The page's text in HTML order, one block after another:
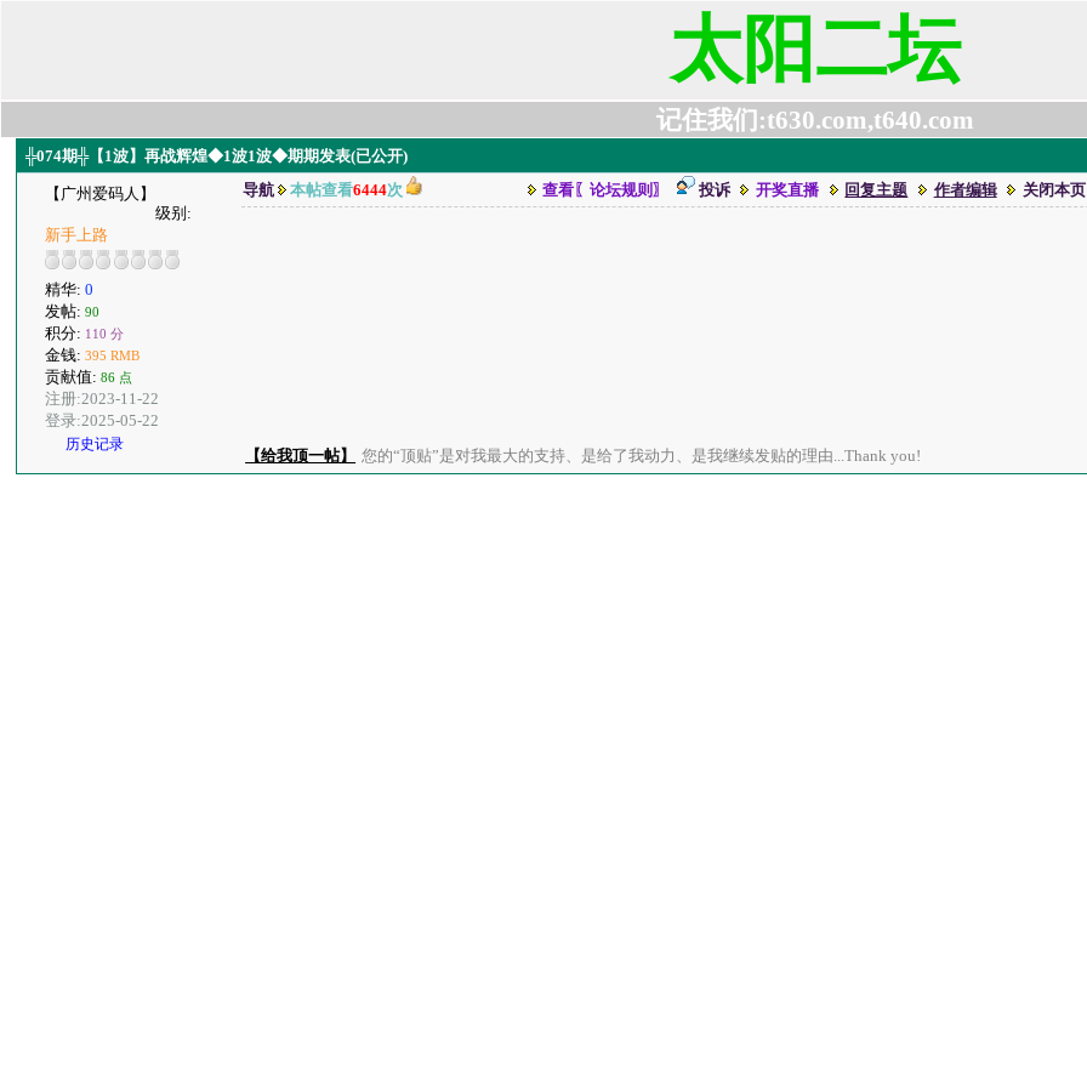
太阳二坛
记住我们:t630.com,t640.com
╬074期╬【1波】再战辉煌◆1波1波◆期期发表(已公开)
【广州爱码人】
级别:
新手上路
精华:0
发帖:90
积分: 110 分
金钱:395 RMB
贡献值:86 点
注册:2023-11-22
登录:2025-05-22
历史记录
导航 本帖查看6444次 查看〖论坛规则〗 投诉 开奖直播 回复主题 作者编辑 关闭本页
【给我顶一帖】 您的“顶贴”是对我最大的支持、是给了我动力、是我继续发贴的理由...Thank you!